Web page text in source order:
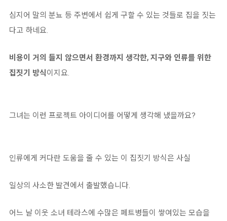
심지어 말의 분뇨 등 주변에서 쉽게 구할 수 있는 것들로 집을 짓는
다고 하네요.
비용이 거의 들지 않으면서 환경까지 생각한, 지구와 인류를 위한
집짓기 방식이지요.
그녀는 이런 프로젝트 아이디어를 어떻게 생각해 냈을까요?
인류에게 커다란 도움을 줄 수 있는 이 집짓기 방식은 사실
일상의 사소한 발견에서 출발했습니다.
어느 날 이웃 소녀 테라스에 수많은 페트병들이 쌓여있는 모습을